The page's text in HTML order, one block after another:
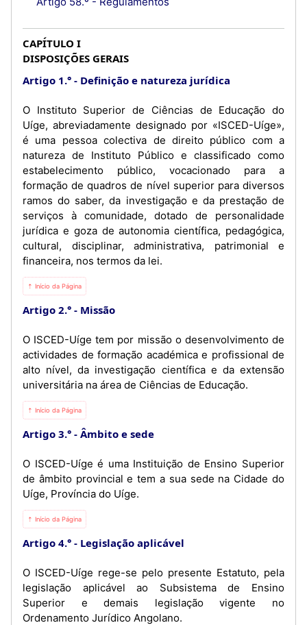
CAPÍTULO I
DISPOSIÇÕES GERAIS
Artigo 1.°
Definição e natureza jurídica
O Instituto Superior de Ciências de Educação do
Uíge, abreviadamente designado por «ISCED-Uíge»,
é uma pessoa colectiva de direito público com a
natureza de Instituto Público e classificado como
estabelecimento público, vocacionado para a
formação de quadros de nível superior para diversos
ramos do saber, da investigação e da prestação de
serviços à comunidade, dotado de personalidade
jurídica e goza de autonomia científica, pedagógica,
cultural, disciplinar, administrativa, patrimonial e
financeira, nos termos da lei.
⇡ Início da Página
Artigo 2.° Missão
O ISCED-Uíge tem por missão o desenvolvimento de
actividades de formação académica e profissional de
alto nível, da investigação científica e da extensão
universitária na área de Ciências de Educação.
⇡ Início da Página
Artigo 3.° Âmbito e sede
O ISCED-Uíge é uma Instituição de Ensino Superior
de âmbito provincial e tem a sua sede na Cidade do
Uíge, Província do Uíge.
⇡ Início da Página
Artigo 4.° Legislação aplicável
O ISCED-Uíge rege-se pelo presente Estatuto, pela
legislação aplicável ao Subsistema de Ensino
Superior e demais legislação vigente no
Ordenamento Jurídico Angolano.